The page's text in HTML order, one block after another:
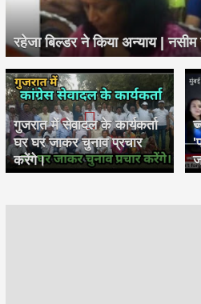
रहेजा बिल्डर ने किया अन्याय | नसीम
गुजरात में सेवादल के कार्यकर्ता
घर घर जाकर चुनाव प्रचार
करेंगे।